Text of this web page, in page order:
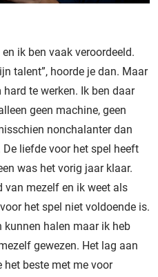
ik ben vaak veroordeeld.
talent”, hoorde je dan. Maar
te werken. Ik ben daar
geen machine, geen
nonchalanter dan
liefde voor het spel heeft
was het vorig jaar klaar.
van mezelf en ik weet als
het spel niet voldoende is.
halen maar ik heb
gewezen. Het lag aan
het beste met me voor